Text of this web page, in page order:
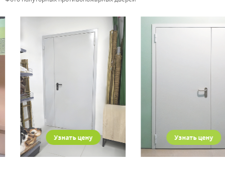
Узнать цену Узнать цену